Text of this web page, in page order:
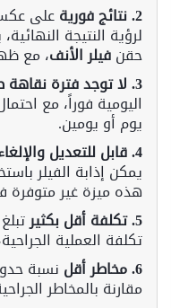
2. نتائج فورية
على
لرؤية النتيجة
حقنفيلر الأنف، مع
3. لا توجد فترة نقاهة طويلة
اليومية فوراً، مع
يوم أو يومين.
4. قابل للتعديل والإلغاء
يمكن إذابة الفيلر
هذه ميزة غير متوفرة
5. تكلفة أقل بكثير
تكلفة العملية
6. مخاطر أقل
نسبة
مقارنة بالمخاطر